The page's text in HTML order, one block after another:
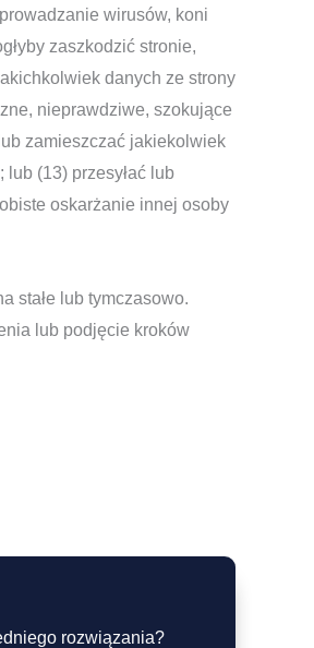
wirusów, koni
zaszkodzić stronie,
danych ze strony
nieprawdziwe, szokujące
zamieszczać jakiekolwiek
(13) przesyłać lub
oskarżanie innej osoby
stałe lub tymczasowo.
lub podjęcie kroków
rozwiązania?